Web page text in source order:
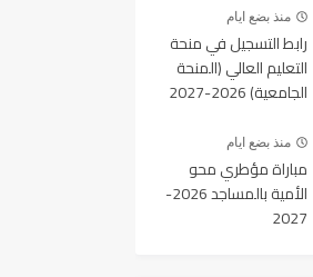
والتقنيين
منذ بضع ايام
رابط التسجيل في منحة
التعليم العالي (المنحة
الجامعية) 2026-2027
منذ بضع ايام
مباراة مؤطري محو
الأمية بالمساجد 2026-
2027